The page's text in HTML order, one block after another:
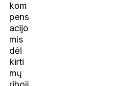
kom
pens
acijo
mis
dėl
kirti
mų